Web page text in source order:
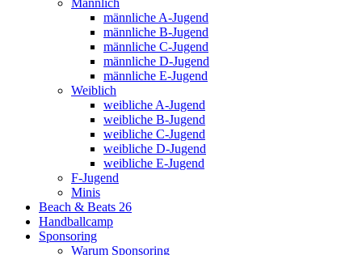
Männlich
männliche A-Jugend
männliche B-Jugend
männliche C-Jugend
männliche D-Jugend
männliche E-Jugend
Weiblich
weibliche A-Jugend
weibliche B-Jugend
weibliche C-Jugend
weibliche D-Jugend
weibliche E-Jugend
F-Jugend
Minis
Beach & Beats 26
Handballcamp
Sponsoring
Warum Sponsoring